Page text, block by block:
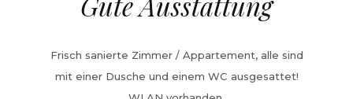
Frisch sanierte Zimmer / Appartement, alle sind
mit einer Dusche und einem WC ausgesattet!